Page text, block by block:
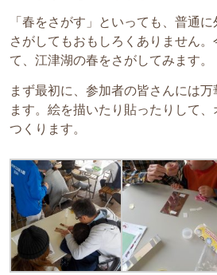
「春をさがす」といっても、普通
さがしてもおもしろくありません
て、江津湖の春をさがしてみます。
まず最初に、参加者の皆さんには
ます。絵を描いたり貼ったりして
つくります。